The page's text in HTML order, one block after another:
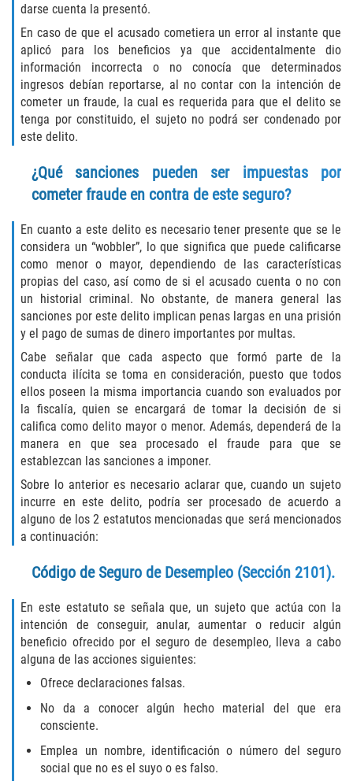
Orden de Restricción Permanente
Orden de Restricción Temporal
Órdenes de Restricción
Porno Venganza
Publicar Información Dañina en
Internet
Restricción
Sustracción de Menores
Assault and Battery
Aggravated Trespass
Assault
Assault on a Public Official Battery
Assault with a Deadly Weapon
Assault with Caustic Chemicals
Battery with Serious Bodily Injury
Corporal Injury
Domestic Violence
Child Abuse
Child Endangerment
Criminal Threat
darse cuenta la presentó.
En caso de que el acusado cometiera un error al instante que
aplicó para los beneficios ya que accidentalmente dio
información incorrecta o no conocía que determinados
ingresos debían reportarse, al no contar con la intención de
cometer un fraude, la cual es requerida para que el delito se
tenga por constituido, el sujeto no podrá ser condenado por
este delito.
¿Qué sanciones pueden ser impuestas por
cometer fraude en contra de este seguro?
En cuanto a este delito es necesario tener presente que se le
considera un “wobbler”, lo que significa que puede calificarse
como menor o mayor, dependiendo de las características
propias del caso, así como de si el acusado cuenta o no con
un historial criminal. No obstante, de manera general las
sanciones por este delito implican penas largas en una prisión
y el pago de sumas de dinero importantes por multas.
Cabe señalar que cada aspecto que formó parte de la
conducta ilícita se toma en consideración, puesto que todos
ellos poseen la misma importancia cuando son evaluados por
la fiscalía, quien se encargará de tomar la decisión de si
califica como delito mayor o menor. Además, dependerá de la
manera en que sea procesado el fraude para que se
establezcan las sanciones a imponer.
Sobre lo anterior es necesario aclarar que, cuando un sujeto
incurre en este delito, podría ser procesado de acuerdo a
alguno de los 2 estatutos mencionadas que será mencionados
a continuación:
Código de Seguro de Desempleo (Sección 2101).
En este estatuto se señala que, un sujeto que actúa con la
intención de conseguir, anular, aumentar o reducir algún
beneficio ofrecido por el seguro de desempleo, lleva a cabo
alguna de las acciones siguientes:
Ofrece declaraciones falsas.
No da a conocer algún hecho material del que era
consciente.
Emplea un nombre, identificación o número del seguro
social que no es el suyo o es falso.